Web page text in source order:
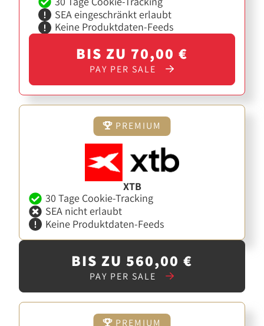
SEA eingeschränkt erlaubt
Keine Produktdaten-Feeds
BIS ZU 70,00 €
PAY PER SALE
PREMIUM
XTB
30 Tage Cookie-Tracking
SEA nicht erlaubt
Keine Produktdaten-Feeds
BIS ZU 560,00 €
PAY PER SALE
PREMIUM